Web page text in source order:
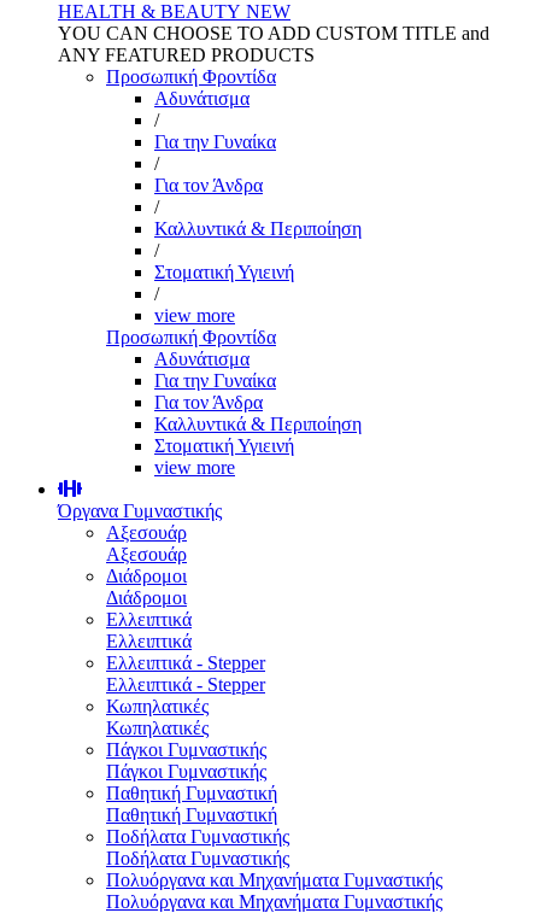
HEALTH & BEAUTY NEW
YOU CAN CHOOSE TO ADD CUSTOM TITLE and
ANY FEATURED PRODUCTS
Προσωπική Φροντίδα
Αδυνάτισμα
/
Για την Γυναίκα
/
Για τον Άνδρα
/
Καλλυντικά & Περιποίηση
/
Στοματική Υγιεινή
/
view more
Προσωπική Φροντίδα
Αδυνάτισμα
Για την Γυναίκα
Για τον Άνδρα
Καλλυντικά & Περιποίηση
Στοματική Υγιεινή
view more
Όργανα Γυμναστικής
Αξεσουάρ
Αξεσουάρ
Διάδρομοι
Διάδρομοι
Ελλειπτικά
Ελλειπτικά
Ελλειπτικά - Stepper
Ελλειπτικά - Stepper
Κωπηλατικές
Κωπηλατικές
Πάγκοι Γυμναστικής
Πάγκοι Γυμναστικής
Παθητική Γυμναστική
Παθητική Γυμναστική
Ποδήλατα Γυμναστικής
Ποδήλατα Γυμναστικής
Πολυόργανα και Μηχανήματα Γυμναστικής
Πολυόργανα και Μηχανήματα Γυμναστικής